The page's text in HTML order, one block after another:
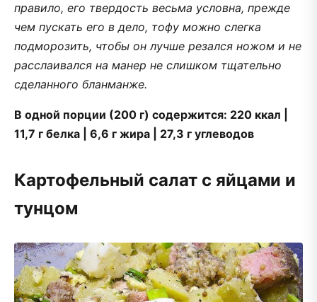
правило, его твердость весьма условна, прежде
чем пускать его в дело, тофу можно слегка
подморозить, чтобы он лучше резался ножом и не
расслаивался на манер не слишком тщательно
сделанного бланманже.
В одной порции (200 г) содержится: 220 ккал |
11,7 г белка | 6,6 г жира | 27,3 г углеводов
Картофельный салат с яйцами и
тунцом